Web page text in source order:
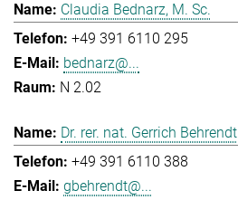
Claudia Bednarz, M. Sc.
+49 391 6110 295
bednarz@...
N 2.02
Dr. rer. nat. Gerrich Behrendt
+49 391 6110 388
gbehrendt@...